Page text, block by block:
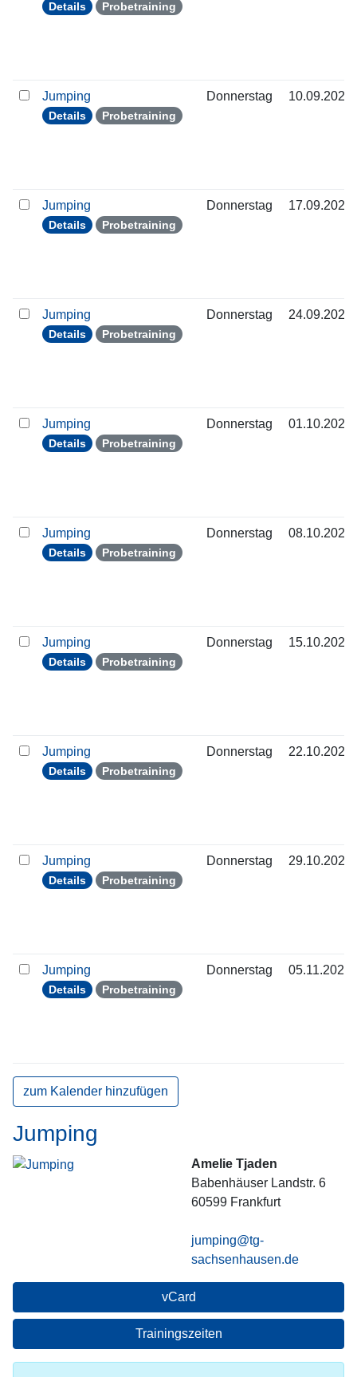
Details Probetraining
Jumping
Details Probetraining
Donnerstag 10.09.2026
Jumping
Details Probetraining
Donnerstag 17.09.2026
Jumping
Details Probetraining
Donnerstag 24.09.2026
Jumping
Details Probetraining
Donnerstag 01.10.2026
Jumping
Details Probetraining
Donnerstag 08.10.2026
Jumping
Details Probetraining
Donnerstag 15.10.2026
Jumping
Details Probetraining
Donnerstag 22.10.2026
Jumping
Details Probetraining
Donnerstag 29.10.2026
Jumping
Details Probetraining
Donnerstag 05.11.2026
zum Kalender hinzufügen
Jumping
Amelie Tjaden
Babenhäuser Landstr. 6
60599 Frankfurt
jumping@tg-
sachsenhausen.de
vCard
Trainingszeiten